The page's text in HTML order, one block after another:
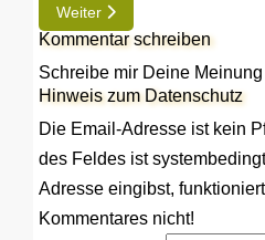
Nächster Beitrag: TIP |
Weiter
Kommentar schreiben
Schreibe mir Deine
Hinweis zum Datenschutz
Die Email-Adresse ist kein
des Feldes ist
Adresse eingibst,
Kommentares nicht!